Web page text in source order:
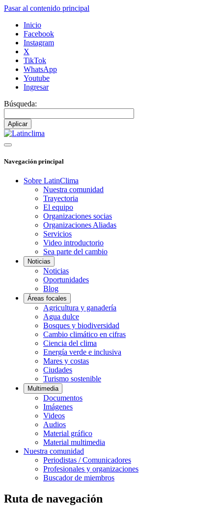
Pasar al contenido principal
Inicio
Facebook
Instagram
X
TikTok
WhatsApp
Youtube
Ingresar
Búsqueda:
Navegación principal
Sobre LatinClima
Nuestra comunidad
Trayectoria
El equipo
Organizaciones socias
Organizaciones Aliadas
Servicios
Video introductorio
Sea parte del cambio
Noticias
Noticias
Oportunidades
Blog
Áreas focales
Agricultura y ganadería
Agua dulce
Bosques y biodiversidad
Cambio climático en cifras
Ciencia del clima
Energía verde e inclusiva
Mares y costas
Ciudades
Turismo sostenible
Multimedia
Documentos
Imágenes
Videos
Audios
Material gráfico
Material multimedia
Nuestra comunidad
Periodistas / Comunicadores
Profesionales y organizaciones
Buscador de miembros
Ruta de navegación